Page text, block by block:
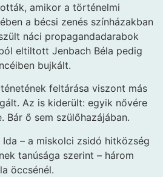
amikor a történelmi
a bécsi zenés színházakban
náci propagandadarabok
eltiltott Jenbach Béla pedig
bujkált.
feltárása viszont más
Az is kiderült: egyik nővére
Bár ő sem szülőhazájában.
– a miskolci zsidó hitközség
tanúsága szerint – három
öccsénél.